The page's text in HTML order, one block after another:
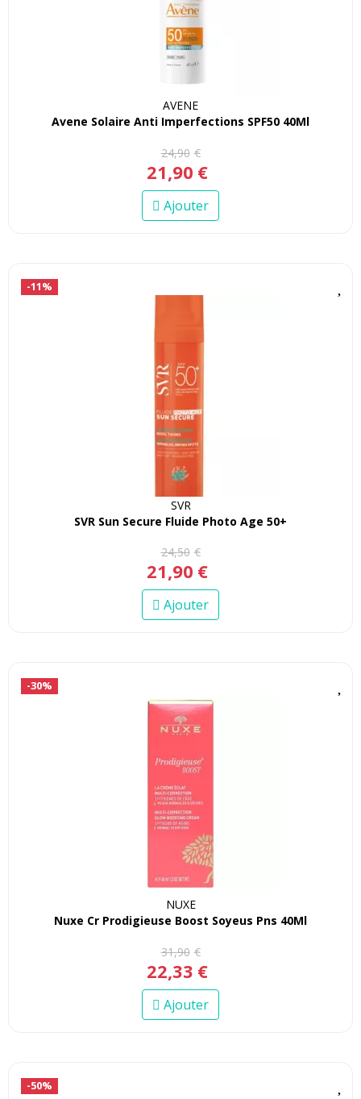
AVENE
Avene Solaire Anti Imperfections SPF50 40Ml
24,90 €
21,90 €
Ajouter
-11%
SVR
SVR Sun Secure Fluide Photo Age 50+
24,50 €
21,90 €
Ajouter
-30%
NUXE
Nuxe Cr Prodigieuse Boost Soyeus Pns 40Ml
31,90 €
22,33 €
Ajouter
-50%